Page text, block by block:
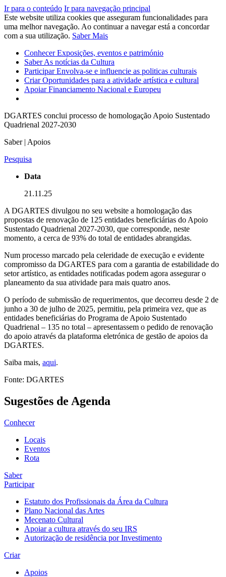
Ir para o conteúdo Ir para navegação principal
Este website utiliza cookies que asseguram funcionalidades para
uma melhor navegação. Ao continuar a navegar está a concordar
com a sua utilização. Saber Mais
ConhecerExposições, eventos e património
SaberAs notícias da Cultura
ParticiparEnvolva-se e influencie as politicas culturais
CriarOportunidades para a atividade artística e cultural
ApoiarFinanciamento Nacional e Europeu
DGARTES conclui processo de homologação Apoio Sustentado
Quadrienal 2027-2030
Saber | Apoios
Pesquisa
Data
21.11.25
A DGARTES divulgou no seu website a homologação das
propostas de renovação de 125 entidades beneficiárias do Apoio
Sustentado Quadrienal 2027-2030, que corresponde, neste
momento, a cerca de 93% do total de entidades abrangidas.
Num processo marcado pela celeridade de execução e evidente
compromisso da DGARTES para com a garantia de estabilidade do
setor artístico, as entidades notificadas podem agora assegurar o
planeamento da sua atividade para mais quatro anos.
O período de submissão de requerimentos, que decorreu desde 2 de
junho a 30 de julho de 2025, permitiu, pela primeira vez, que as
entidades beneficiárias do Programa de Apoio Sustentado
Quadrienal – 135 no total – apresentassem o pedido de renovação
do apoio através da plataforma eletrónica de gestão de apoios da
DGARTES.
Saiba mais, aqui.
Fonte: DGARTES
Sugestões de Agenda
Conhecer
Locais
Eventos
Rota
Saber
Participar
Estatuto dos Profissionais da Área da Cultura
Plano Nacional das Artes
Mecenato Cultural
Apoiar a cultura através do seu IRS
Autorização de residência por Investimento
Criar
Apoios